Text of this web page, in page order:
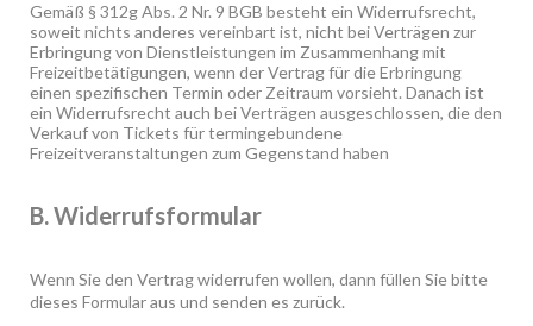
Gemäß § 312g Abs. 2 Nr. 9 BGB besteht ein Widerrufsrecht,
soweit nichts anderes vereinbart ist, nicht bei Verträgen zur
Erbringung von Dienstleistungen im Zusammenhang mit
Freizeitbetätigungen, wenn der Vertrag für die Erbringung
einen spezifischen Termin oder Zeitraum vorsieht. Danach ist
ein Widerrufsrecht auch bei Verträgen ausgeschlossen, die den
Verkauf von Tickets für termingebundene
Freizeitveranstaltungen zum Gegenstand haben
B. Widerrufsformular
Wenn Sie den Vertrag widerrufen wollen, dann füllen Sie bitte
dieses Formular aus und senden es zurück.